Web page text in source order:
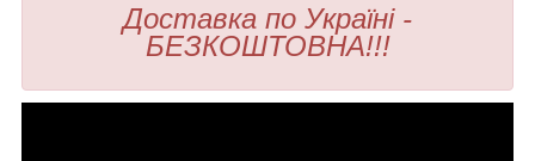
Доставка по Україні -
БЕЗКОШТОВНА!!!